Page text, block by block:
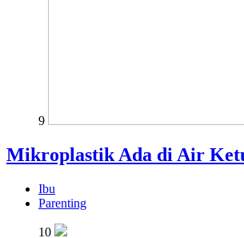
9
Mikroplastik Ada di Air
Ibu
Parenting
10